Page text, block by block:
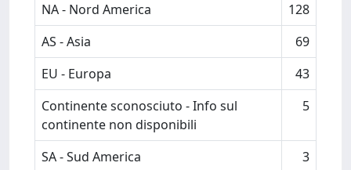
NA - Nord America
128
AS - Asia
69
EU - Europa
43
Continente sconosciuto - Info sul
continente non disponibili
5
SA - Sud America
3